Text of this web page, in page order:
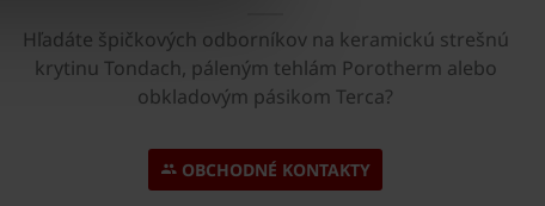
Hľadáte špičkových odborníkov na keramickú strešnú
krytinu Tondach, páleným tehlám Porotherm alebo
obkladovým pásikom Terca?
OBCHODNÉ KONTAKTY